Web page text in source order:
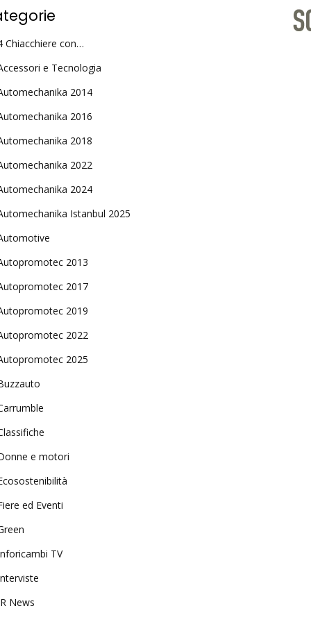
Chiacchiere con…
e Tecnologia
2014
2016
2018
2022
2024
Istanbul 2025
2013
2017
2019
2022
2025
e motori
ed Eventi
TV
News